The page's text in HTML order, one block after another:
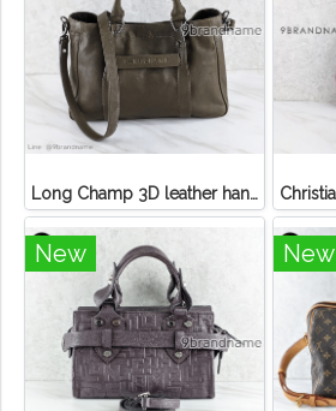
Long Champ 3D leather handbag
New New